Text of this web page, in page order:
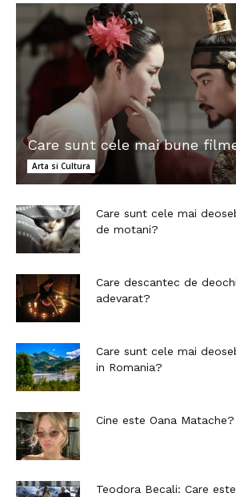
Care sunt cele mai bune
Arta si Cultura
Care sunt cele mai
de motani?
Care descantec de
adevarat?
Care sunt cele mai
in Romania?
Cine este Oana
Teodora Becali: Care